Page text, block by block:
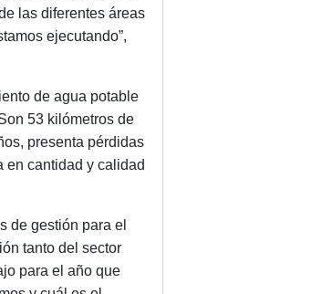
las diferentes áreas
ejecutando”,
de agua potable
53 kilómetros de
presenta pérdidas
en cantidad y calidad
de gestión para el
tanto del sector
para el año que